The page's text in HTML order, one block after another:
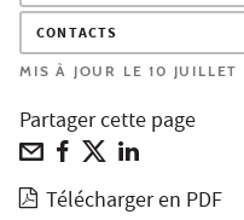
CONTACTS
MIS À JOUR LE 10 JUILLET
Partager cette page
Télécharger en PDF